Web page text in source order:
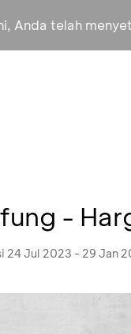
Anda telah
-
24 Jul 2023 - 29 Jan